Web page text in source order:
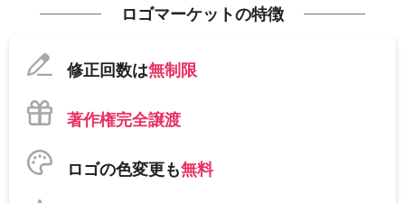
ロゴマーケットの特徴
修正回数は無制限
著作権完全譲渡
ロゴの色変更も無料